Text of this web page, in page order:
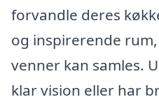
forvandle deres
og inspirerende
venner kan samles.
klar vision eller har